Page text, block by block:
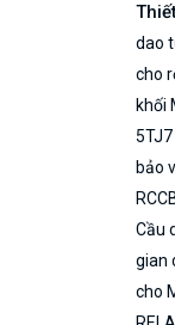
dao
cho
khối
5TJ7
bảo
Cầu
gian
cho